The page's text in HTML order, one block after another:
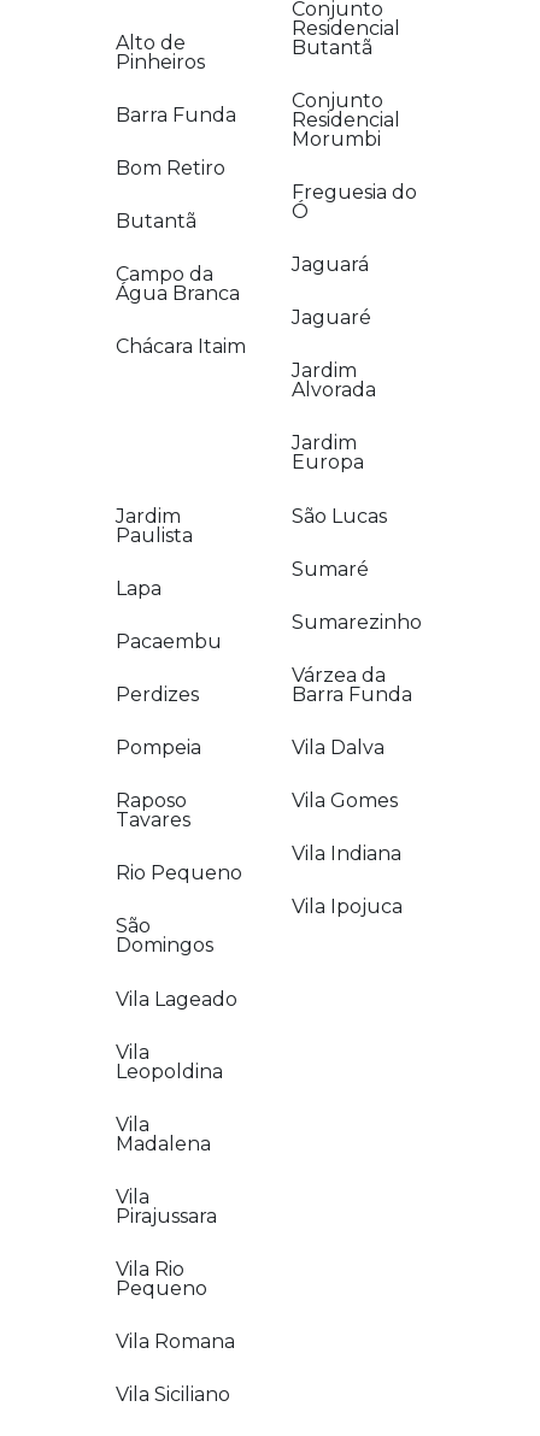
Alto de
Pinheiros
Barra Funda
Bom Retiro
Butantã
Campo da
Água Branca
Chácara Itaim
Conjunto
Residencial
Butantã
Conjunto
Residencial
Morumbi
Freguesia do
Ó
Jaguará
Jaguaré
Jardim
Alvorada
Jardim
Europa
Jardim
Paulista
Lapa
Pacaembu
Perdizes
Pompeia
Raposo
Tavares
Rio Pequeno
São
Domingos
São Lucas
Sumaré
Sumarezinho
Várzea da
Barra Funda
Vila Dalva
Vila Gomes
Vila Indiana
Vila Ipojuca
Vila Lageado
Vila
Leopoldina
Vila
Madalena
Vila
Pirajussara
Vila Rio
Pequeno
Vila Romana
Vila Siciliano